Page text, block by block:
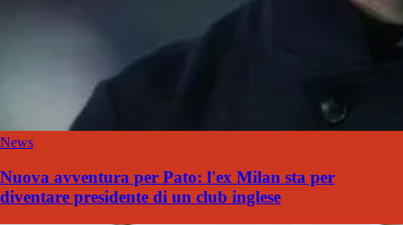
News
Nuova avventura per Pato: l'ex Milan sta per
diventare presidente di un club inglese